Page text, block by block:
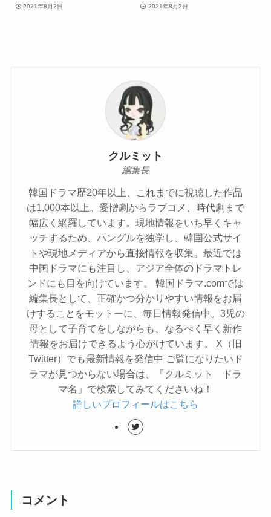
2021年8月2日 2021年8月2日
クルミット
編集長
韓国ドラマ歴20年以上、これまでに視聴した作品
は1,000本以上。愛憎劇からラブコメ、時代劇まで
幅広く網羅しています。現地情報をいち早くキャ
ッチするため、ハングルを独学し、韓国公式サイ
トや現地メディアから直接情報を収集。最近では
中国ドラマにも注目し、アジア全体のドラマトレ
ンドにも目を向けています。 韓国ドラマ.comでは
編集長として、正確かつ分かりやすい情報をお届
けすることをモットーに、毎日情報発信中。3児の
母として子育てをしながらも、なるべく早く新作
情報をお届けできるよう心がけています。 X（旧
Twitter）でも最新情報を発信中 ご覧になりたいド
ラマが見つからない場合は、「クルミット ドラ
マ名」で検索してみてくださいね！
詳しいプロフィールはこちら
コメント